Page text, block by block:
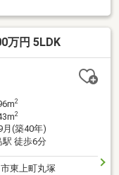
万円 5LDK
2
2
月(築40年)
徒歩6分
東上町丸塚